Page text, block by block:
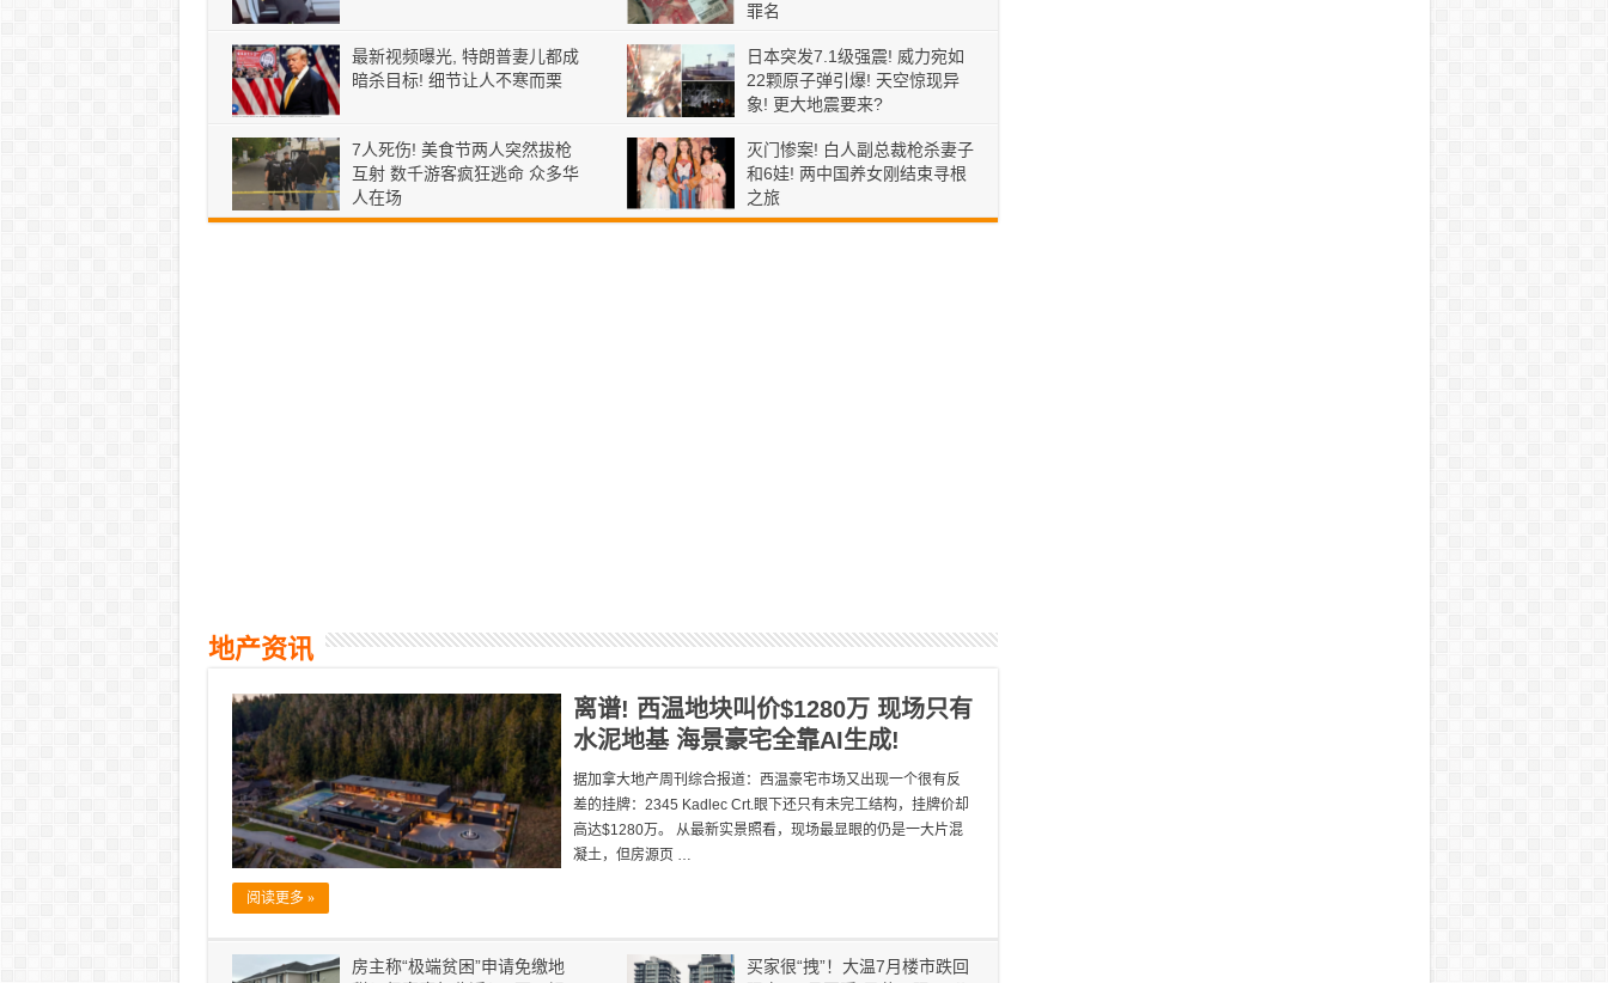
罪名
最新视频曝光, 特朗普妻儿都成
暗杀目标! 细节让人不寒而栗
日本突发7.1级强震! 威力宛如
22颗原子弹引爆! 天空惊现异
象! 更大地震要来?
7人死伤! 美食节两人突然拔枪
互射 数千游客疯狂逃命 众多华
人在场
灭门惨案! 白人副总裁枪杀妻子
和6娃! 两中国养女刚结束寻根
之旅
地产资讯
离谱! 西温地块叫价$1280万 现场只有
水泥地基 海景豪宅全靠AI生成!
据加拿大地产周刊综合报道：西温豪宅市场又出现一个很有反
差的挂牌：2345 Kadlec Crt.眼下还只有未完工结构，挂牌价却
高达$1280万。 从最新实景照看，现场最显眼的仍是一大片混
凝土，但房源页 …
阅读更多 »
房主称“极端贫困”申请免缴地
买家很“拽”！大温7月楼市跌回